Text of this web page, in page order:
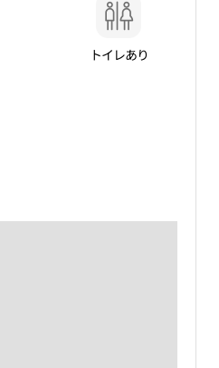
トイレあり